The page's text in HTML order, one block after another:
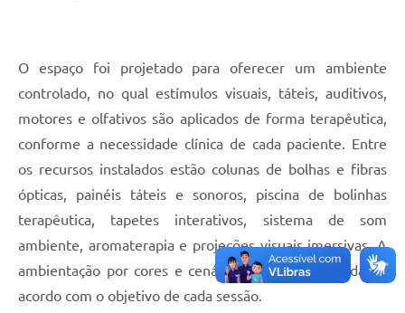
O espaço foi projetado para oferecer um ambiente
controlado, no qual estímulos visuais, táteis, auditivos,
motores e olfativos são aplicados de forma terapêutica,
conforme a necessidade clínica de cada paciente. Entre
os recursos instalados estão colunas de bolhas e fibras
ópticas, painéis táteis e sonoros, piscina de bolinhas
terapêutica, tapetes interativos, sistema de som
ambiente, aromaterapia e projeções visuais imersivas. A
ambientação por cores e cenários pode ser ajustada de
acordo com o objetivo de cada sessão.